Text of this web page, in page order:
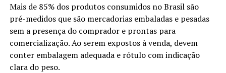
Mais de 85% dos produtos consumidos no Brasil são
pré-medidos que são mercadorias embaladas e pesadas
sem a presença do comprador e prontas para
comercialização. Ao serem expostos à venda, devem
conter embalagem adequada e rótulo com indicação
clara do peso.